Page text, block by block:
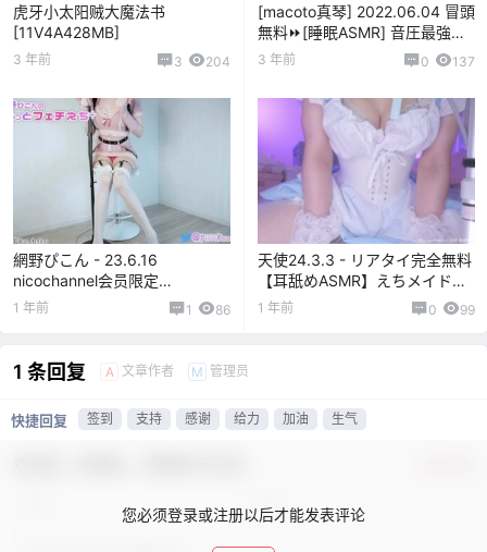
虎牙小太阳贼大魔法书
[11V4A428MB]
3 年前 3 204
[macoto真琴] 2022.06.04 冒頭
無料⏩[睡眠ASMR] 音圧最強！
すごく気持ちよく効いて寝れち
ゃう睡眠導入 [※YouTubeより高
音質] Sleep Sound[2GB]
3 年前 0 137
網野ぴこん - 23.6.16
nicochannel会员限定
[1V314.86MB]
1 年前 1 86
天使24.3.3 - リアタイ完全無料
【耳舐めASMR】えちメイドの
うまのり騎乗攻め[1V894MB]
1 年前 0 99
1 条回复 A 文章作者 M 管理员
快捷回复 签到 支持 感谢 给力 加油 生气
您必须登录或注册以后才能发表评论